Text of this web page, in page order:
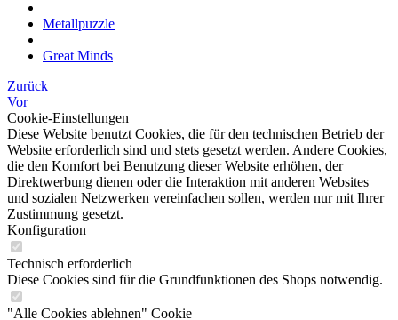
Metallpuzzle
Great Minds
Zurück
Vor
Cookie-Einstellungen
Diese Website benutzt Cookies, die für den technischen Betrieb der
Website erforderlich sind und stets gesetzt werden. Andere Cookies,
die den Komfort bei Benutzung dieser Website erhöhen, der
Direktwerbung dienen oder die Interaktion mit anderen Websites
und sozialen Netzwerken vereinfachen sollen, werden nur mit Ihrer
Zustimmung gesetzt.
Konfiguration
Technisch erforderlich
Diese Cookies sind für die Grundfunktionen des Shops notwendig.
"Alle Cookies ablehnen" Cookie